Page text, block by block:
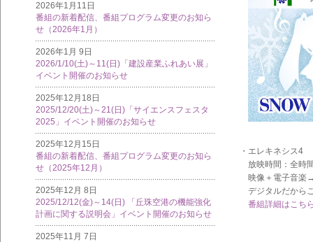
2026年1月11日
番組の新着配信、番組プログラム変更のお知ら
せ（2026年1月）
2026年1月 9日
2026/1/10(土)～11(日)「建設産業ふれあい展」
イベント開催のお知らせ
2025年12月18日
2025/12/20(土)～21(日)「サイエンスフェスタ
2025」イベント開催のお知らせ
2025年12月15日
番組の新着配信、番組プログラム変更のお知ら
せ（2025年12月）
2025年12月 8日
2025/12/12(金)～14(日) 「丘珠空港の機能強化
計画に関する説明会」イベント開催のお知らせ
2025年11月 7日
・エレキネシス4
放映時間：全時
映像＋電子音楽
デジタルだから
番組詳細はこち